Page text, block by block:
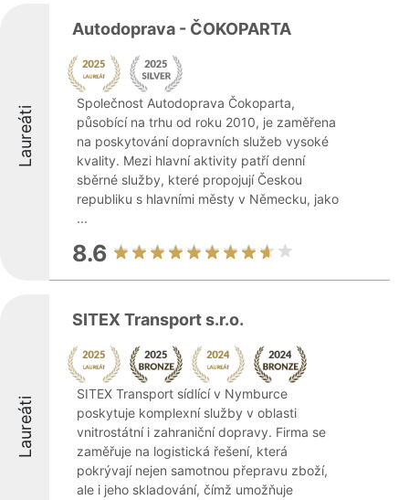
Laureáti
Autodoprava - ČOKOPARTA
Společnost Autodoprava Čokoparta,
působící na trhu od roku 2010, je zaměřena
na poskytování dopravních služeb vysoké
kvality. Mezi hlavní aktivity patří denní
sběrné služby, které propojují Českou
republiku s hlavními městy v Německu, jako
...
8.6
Laureáti
SITEX Transport s.r.o.
SITEX Transport sídlící v Nymburce
poskytuje komplexní služby v oblasti
vnitrostátní i zahraniční dopravy. Firma se
zaměřuje na logistická řešení, která
pokrývají nejen samotnou přepravu zboží,
ale i jeho skladování, čímž umožňuje